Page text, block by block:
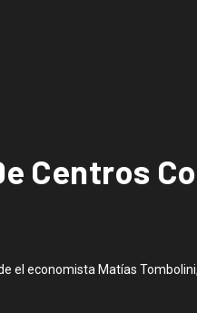
Centros
el economista Matías